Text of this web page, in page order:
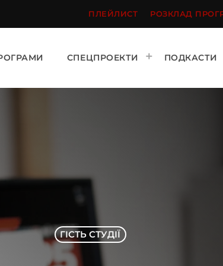
ПЛЕЙЛИСТ РОЗКЛАД
СПЕЦПРОЕКТИ ПОДКАСТИ
ГІСТЬ СТУДІЇ